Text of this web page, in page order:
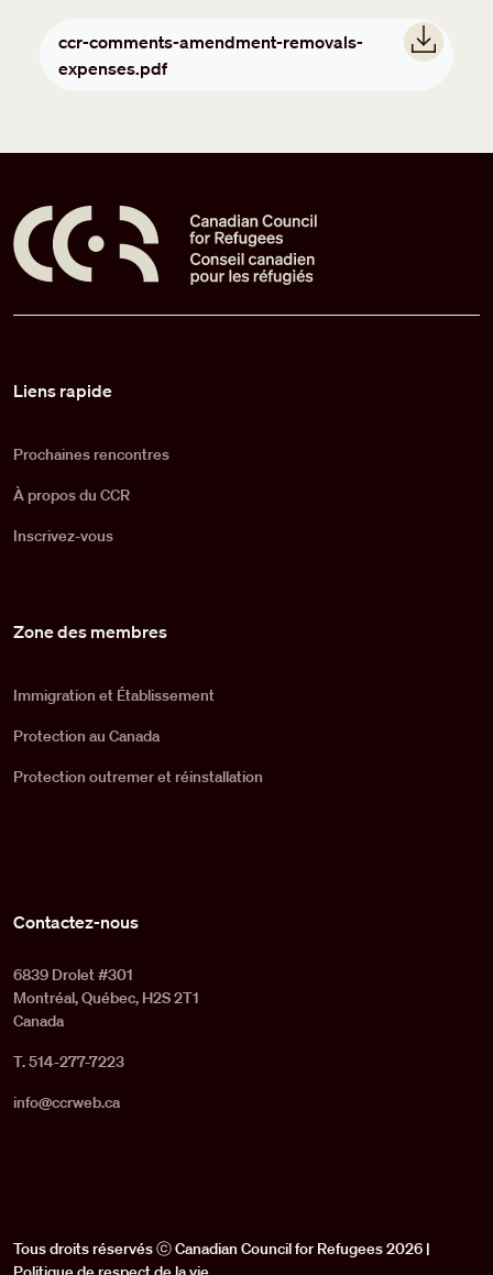
ccr-comments-amendment-removals-
expenses.pdf
Liens rapide
Prochaines rencontres
À propos du CCR
Inscrivez-vous
Zone des membres
Immigration et Établissement
Protection au Canada
Protection outremer et réinstallation
Contactez-nous
6839 Drolet #301
Montréal, Québec, H2S 2T1
Canada
T. 514-277-7223
info@ccrweb.ca
Tous droits réservés ⓒ Canadian Council for Refugees 2026 |